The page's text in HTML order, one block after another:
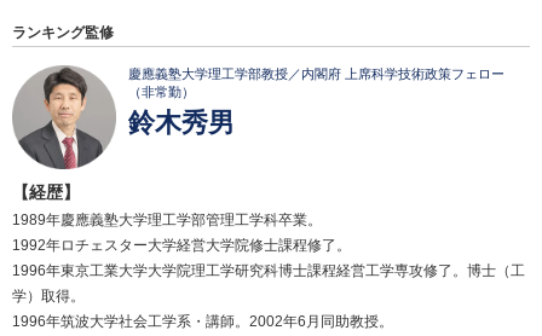
ランキング監修
慶應義塾大学理工学部教授／内閣府 上席科学技術政策フェロー
（非常勤）
鈴木秀男
【経歴】
1989年慶應義塾大学理工学部管理工学科卒業。
1992年ロチェスター大学経営大学院修士課程修了。
1996年東京工業大学大学院理工学研究科博士課程経営工学専攻修了。博士（工
学）取得。
1996年筑波大学社会工学系・講師。2002年6月同助教授。